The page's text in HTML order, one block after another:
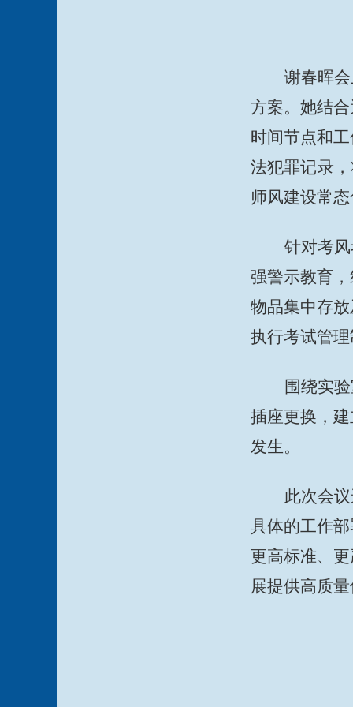
谢春晖
方案。她结
时间节点和
法犯罪记录
师风建设常态
针对考
强警示教育
物品集中存
执行考试管
围绕实
插座更换，
发生。
此次会
具体的工作
更高标准、
展提供高质量